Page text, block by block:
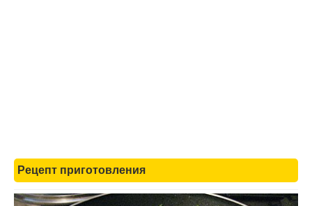
Рецепт приготовления